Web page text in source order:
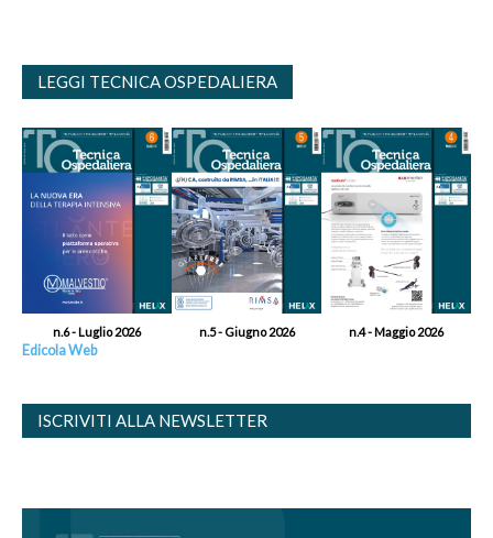
LEGGI TECNICA OSPEDALIERA
n.6 - Luglio 2026 n.5 - Giugno 2026 n.4 - Maggio 2026
Edicola Web
ISCRIVITI ALLA NEWSLETTER